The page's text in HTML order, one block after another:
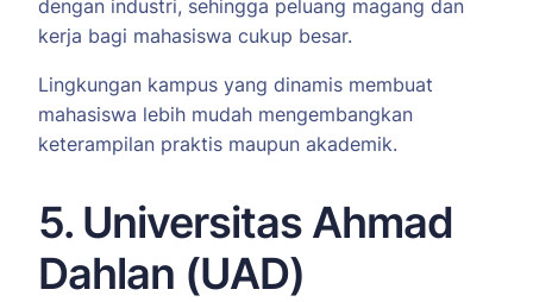
dengan industri, sehingga peluang magang dan
kerja bagi mahasiswa cukup besar.
Lingkungan kampus yang dinamis membuat
mahasiswa lebih mudah mengembangkan
keterampilan praktis maupun akademik.
5. Universitas Ahmad
Dahlan (UAD)